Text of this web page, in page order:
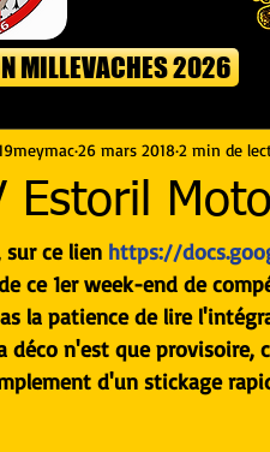
MILLEVACHES 2026
Estoril
26 mars 20182 min de
sur ce lien https://
ce 1er week-end de
la patience de lire
déco n'est que provisoire,
d'un stickage